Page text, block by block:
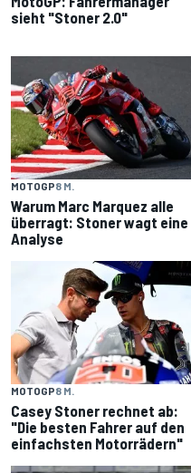
sieht "Stoner 2.0"
MOTOGP8 M.
Warum Marc Marquez alle
überragt: Stoner wagt eine
Analyse
MOTOGP8 M.
Casey Stoner rechnet ab:
"Die besten Fahrer auf den
einfachsten Motorrädern"